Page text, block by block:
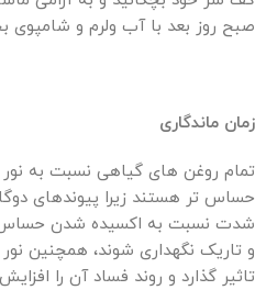
صبح روز بعد با آب ولرم و شامپوی
زمان ماندگاری
تمام روغن‌ های گیاهی نسبت به
حساس‌ تر هستند زیرا پیوندهای
شدت نسبت به اکسیده شدن
و تاریک نگهداری شوند، همچنین
تاثیر گذارد و روند فساد آن را